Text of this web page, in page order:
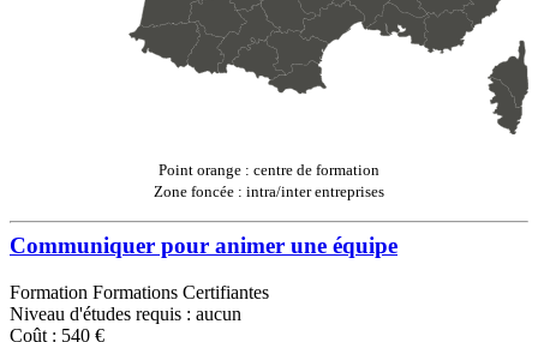
Point orange : centre de formation
Zone foncée : intra/inter entreprises
Communiquer pour animer une équipe
Formation Formations Certifiantes
Niveau d'études requis : aucun
Coût : 540 €